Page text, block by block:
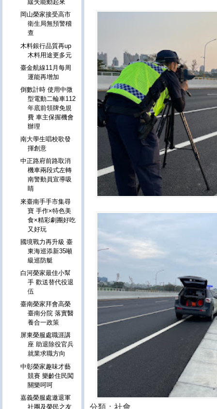
分類：社會
緩失能動起來
岡山榮家接受高市
衛生局無預警稽
查
木料銀行品質再up
木料用途更多元
臺金航線11月每周
運能再增加
倒數計時 使用中微
型電動二輪車112
年底前領牌免規
費 車主保握機會
辦理
南大學生唱校歌發
揮創意
中正路府前路取消
機車兩段式左轉
南警動員宣導吸
睛
來臺南手手市集尋
寶 手作×特色美
食×精彩劇團好吃
又好玩
國境戰力再升級 臺
東海巡添新35噸
級巡防艇
白河榮家最佳小幫
手 歡送替代役退
伍
臺南榮家拜會高榮
臺南分院 落實醫
養合一政策
屏東榮服處職涯講
座 助退除役官兵
就業求職方向
中彰榮家趣味才藝
競賽 樂齡住民闖
關樂呵呵
嘉義榮服處邀退軍
社團及榮民之友